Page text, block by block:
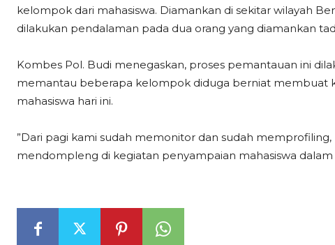
kelompok dari mahasiswa. Diamankan di sekitar wilayah
dilakukan pendalaman pada dua orang yang diamankan
Kombes Pol. Budi menegaskan, proses pemantauan ini
memantau beberapa kelompok diduga berniat membuat
mahasiswa hari ini.
”Dari pagi kami sudah memonitor dan sudah
mendompleng di kegiatan penyampaian mahasiswa dalam